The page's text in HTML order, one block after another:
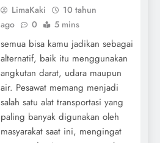
LimaKaki
10 tahun
ago
0 5 mins
semua bisa kamu jadikan sebagai
alternatif, baik itu menggunakan
angkutan darat, udara maupun
air. Pesawat memang menjadi
salah satu alat transportasi yang
paling banyak digunakan oleh
masyarakat saat ini, mengingat